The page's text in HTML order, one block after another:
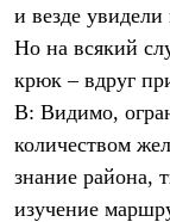
и везде увидели
Но на всякий
крюк – вдруг
В: Видимо,
количеством
знание района,
изучение